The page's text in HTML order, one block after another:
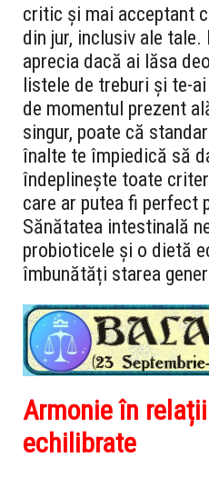
critic și mai acceptant
din jur, inclusiv ale
aprecia dacă ai lăsa
listele de treburi și te-
de momentul prezent
singur, poate că
înalte te împiedică să
îndeplinește toate
care ar putea fi perfect
Sănătatea intestinală
probioticele și o dietă
îmbunătăți starea
Armonie în
echilibrate